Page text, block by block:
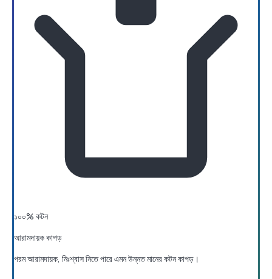
১০০% কটন
আরামদায়ক কাপড়
পরম আরামদায়ক, নিঃশ্বাস নিতে পারে এমন উন্নত মানের কটন কাপড়।